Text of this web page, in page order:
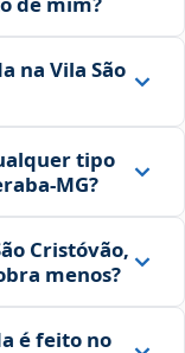
na Vila São
tipo
Cristóvão,
menos?
é feito no